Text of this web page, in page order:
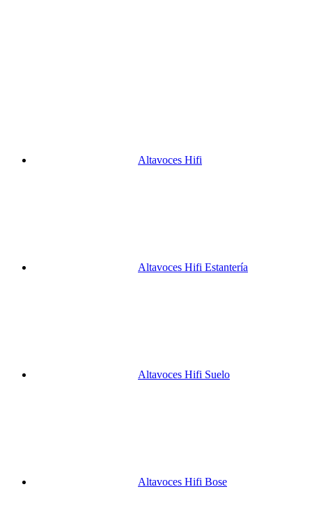
Altavoces Hifi
Altavoces Hifi Estantería
Altavoces Hifi Suelo
Altavoces Hifi Bose